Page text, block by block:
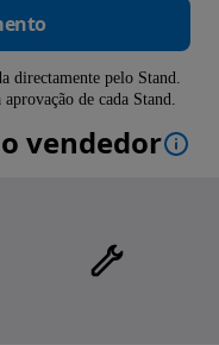
directamente pelo Stand.
de cada Stand.
vendedor